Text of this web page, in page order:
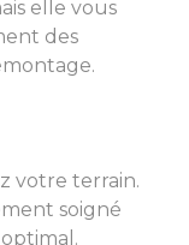
elle vous
des
votre terrain.
soigné